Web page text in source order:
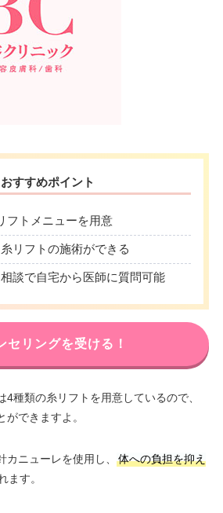
おすすめポイント
フトメニューを用意
リフトの施術ができる
談で自宅から医師に質問可能
セリングを受ける！
種類の糸リフトを用意しているので、
できますよ。
ニューレを使用し、
体への負担を抑え
ます。